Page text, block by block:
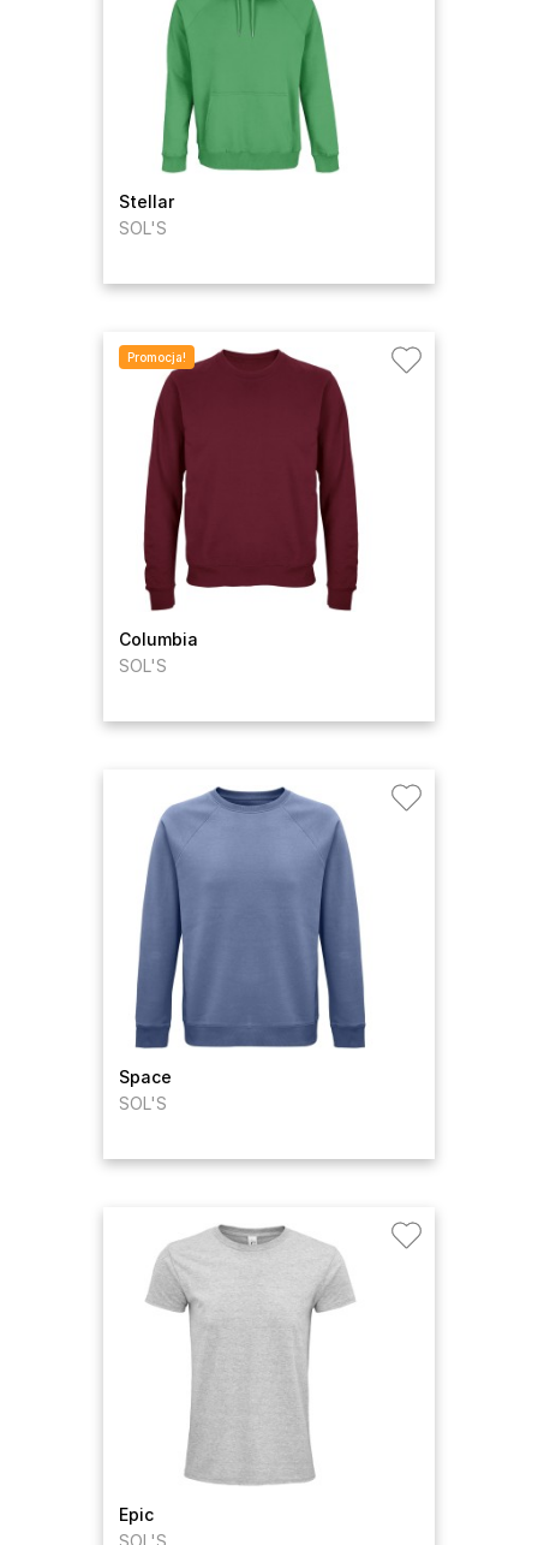
Stellar
SOL'S
Columbia
SOL'S
Promocja!
Space
SOL'S
Epic
SOL'S